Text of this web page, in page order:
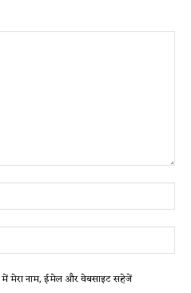
में मेरा नाम, ईमेल और वेबसाइट सहेजें